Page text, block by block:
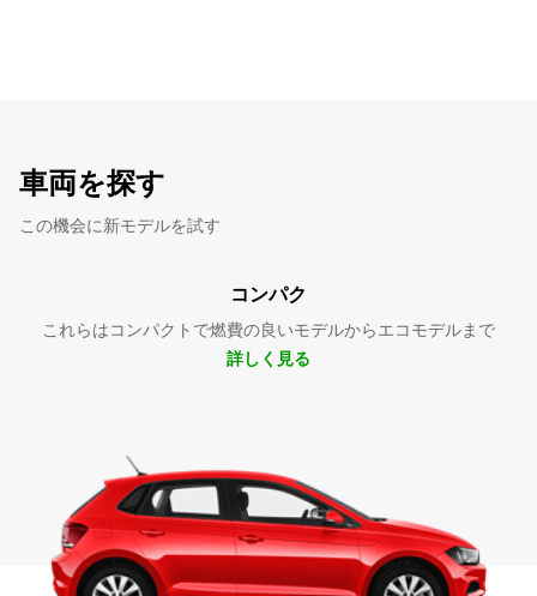
車両を探す
この機会に新モデルを試す
コンパク
これらはコンパクトで燃費の良いモデルからエコモデルまで
詳しく見る